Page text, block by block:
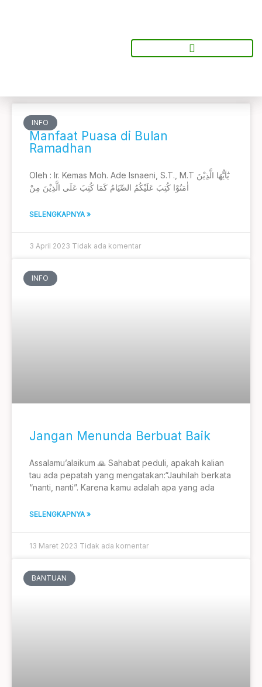
INFO
Manfaat Puasa di Bulan
Ramadhan
Oleh : Ir. Kemas Moh. Ade Isnaeni, S.T., M.T يٰٓاَيُّهَا الَّذِيْنَ
اٰمَنُوْا كُتِبَ عَلَيْكُمُ الصِّيَامُ كَمَا كُتِبَ عَلَى الَّذِيْنَ مِنْ
SELENGKAPNYA »
3 April 2023 Tidak ada komentar
INFO
Jangan Menunda Berbuat Baik
Assalamu’alaikum 🙏 Sahabat peduli, apakah kalian
tau ada pepatah yang mengatakan:“Jauhilah berkata
“nanti, nanti”. Karena kamu adalah apa yang ada
SELENGKAPNYA »
13 Maret 2023 Tidak ada komentar
BANTUAN